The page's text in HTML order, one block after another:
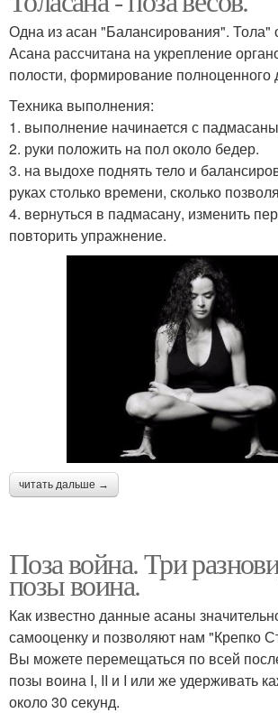
Одна из асан "Балансирования". Тола"
Асана рассчитана на укрепление
полости, формирование полноценного
Техника выполнения:
1. выполнение начинается с
2. руки положить на пол около бедер.
3. на выдохе поднять тело и
руках столько времени, сколько
4. вернуться в падмасану, изменить
повторить упражнение.
читать дальше →
Поза война. Три
позы воина.
Как известно данные асаны
самооценку и позволяют нам "Крепко
Вы можете перемещаться по всей
позы воина I, II и I или же удерживать
около 30 секунд.